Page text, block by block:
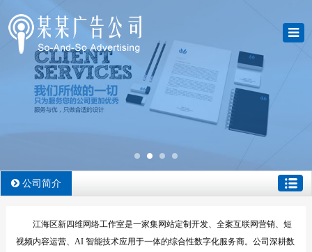
公司简介
江海区新四维网络工作室是一家集网站定制开发、全案互联网营销、短
视频内容运营、AI 智能技术应用于一体的综合性数字化服务商。公司深耕数